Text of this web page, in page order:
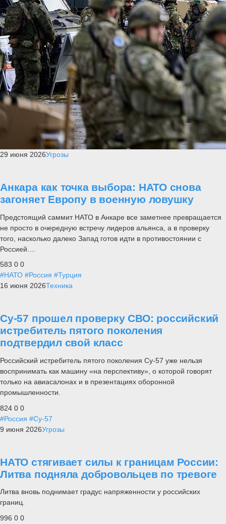
29 июня 2026Угрозы
Анкара как точка выбора: НАТО снова
загоняет Европу в военную ловушку
Предстоящий саммит НАТО в Анкаре все заметнее превращается
не просто в очередную встречу лидеров альянса, а в проверку
того, насколько далеко Запад готов идти в противостоянии с
Россией....
583 0 0
#НАТО #Россия #Турция
16 июня 2026Техника
Су-57 прошел проверку СВО: российский
истребитель пятого поколения
подтвердил свой класс
Российский истребитель пятого поколения Су-57 уже нельзя
воспринимать как машину «на перспективу», о которой говорят
только на авиасалонах и в презентациях оборонной
промышленности.
824 0 0
#Россия #Су-57
9 июня 2026Угрозы
НАТО стягивает силы к границам России:
Литва подняла добровольцев по тревоге
Литва вновь поднимает градус напряженности у российских
границ.
996 0 0